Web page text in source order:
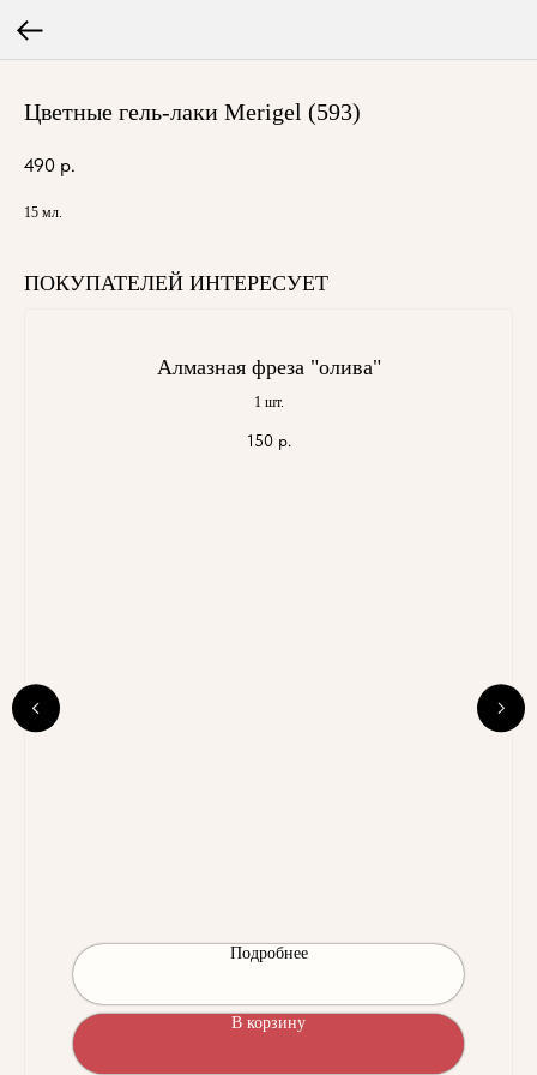
Цветные гель-лаки Merigel (593)
490 р.
15 мл.
ПОКУПАТЕЛЕЙ ИНТЕРЕСУЕТ
Алмазная фреза "олива"
1 шт.
150 р.
Подробнее
В корзину